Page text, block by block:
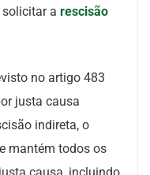
a rescisão
no artigo 483
justa causa
indireta, o
mantém todos os